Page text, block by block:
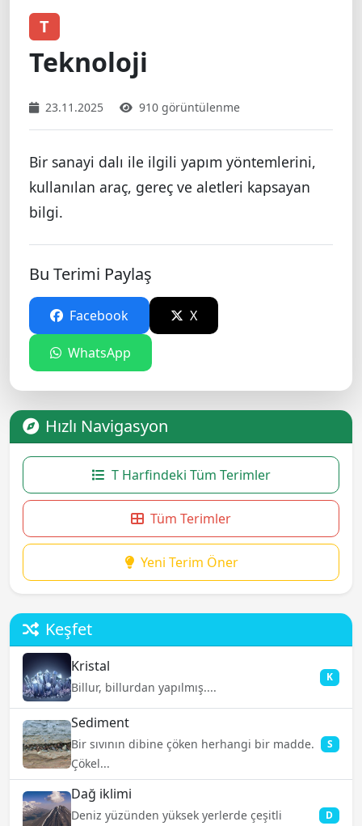
T
Teknoloji
23.11.2025 910 görüntülenme
Bir sanayi dalı ile ilgili yapım yöntemlerini,
kullanılan araç, gereç ve aletleri kapsayan
bilgi.
Bu Terimi Paylaş
Facebook X
WhatsApp
Hızlı Navigasyon
T Harfindeki Tüm Terimler
Tüm Terimler
Yeni Terim Öner
Keşfet
Kristal
Billur, billurdan yapılmış....
K
Sediment
Bir sıvının dibine çöken herhangi bir madde.
Çökel...
S
Dağ iklimi
Deniz yüzünden yüksek yerlerde çeşitli
D